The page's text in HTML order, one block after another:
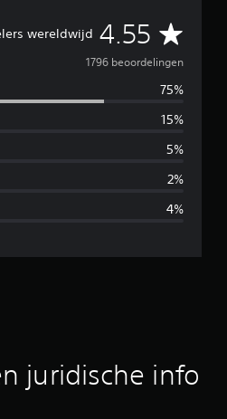
wereldwijd 4.55 G
e
m
l
b
1796 beoordelingen
75%
15%
5%
2%
4%
juridische info